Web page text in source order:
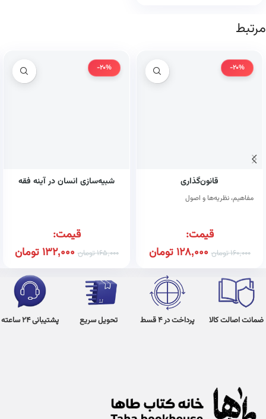
مرتبط
-20%
قانون‌گذاری
مفاهیم، نظریه‌ها و اصول
قیمت:
160,000تومان 128,000تومان
-20%
شبیه‌سازی انسان در آینه فقه
قیمت:
165,000تومان 132,000تومان
ضمانت اصالت کالا پرداخت در 4 قسط تحویل سریع پشتیبانی 24 ساعته